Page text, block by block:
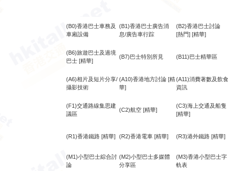
(B0)香港巴士車務及
車廂設備
(B1)香港巴士廣告消
息/廣告車行踪
(B2)香港巴士討論
[熱門] [精華]
(B6)旅遊巴士及過境
巴士 [精華]
(B7)巴士特別所見 (B11)巴士精華區
(A6)相片及短片分享/
攝影技術
(A10)香港地方討論 [精
華]
(A11)消費著數及飲食
資訊
(F1)交通路線集思建
議區
(C2)航空 [精華]
(C3)海上交通及船隻
[精華]
(R1)香港鐵路 [精華] (R2)香港電車 [精華] (R3)港外鐵路 [精華]
(M1)小型巴士綜合討
論
(M2)小型巴士多媒體
分享區
(M3)香港小型巴士字
軌表